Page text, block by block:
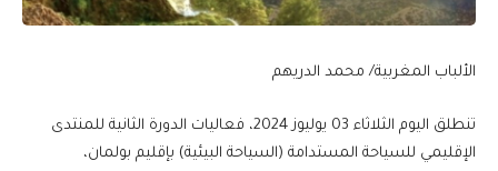
الألباب المغربية/ محمد الدريهم
تنطلق اليوم الثلاثاء 03 يوليوز 2024، فعاليات الدورة الثانية للمنتدى
الإقليمي للسياحة المستدامة (السياحة البيئية) بإقليم بولمان،